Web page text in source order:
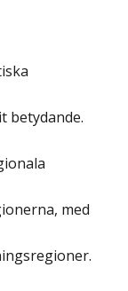
betydande.
med